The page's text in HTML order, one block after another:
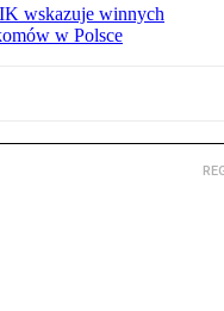
wskazuje winnych
w Polsce